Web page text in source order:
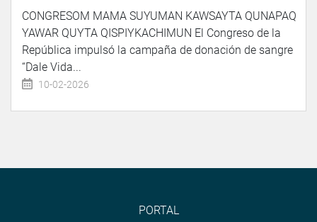
CONGRESOM MAMA SUYUMAN KAWSAYTA QUNAPAQ
YAWAR QUYTA QISPIYKACHIMUN El Congreso de la
República impulsó la campaña de donación de sangre
“Dale Vida...
10-02-2026
PORTAL